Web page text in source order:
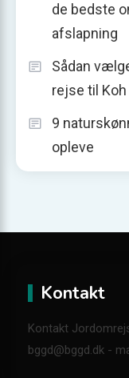
de bedste
afslapning
Sådan
rejse til
9
opleve
Kontakt
Kontakt
bggd@bggd.dk -